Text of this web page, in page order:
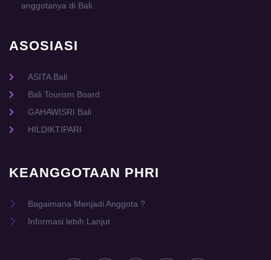
anggotanya di Bali.
ASOSIASI
ASITA Bali
Bali Tourism Board
GAHAWISRI Bali
HILDIKTIPARI
KEANGGOTAAN PHRI
Bagaimana Menjadi Anggota ?
Informasi lebih Lanjut